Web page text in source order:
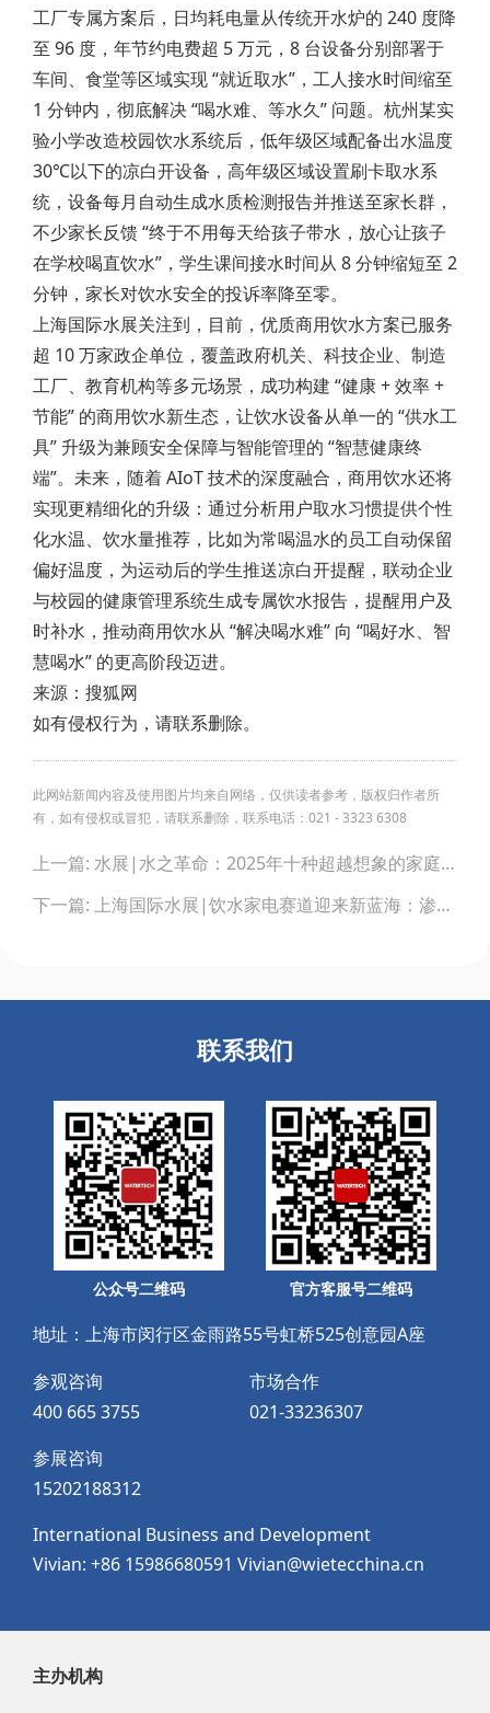
工厂专属方案后，日均耗电量从传统开水炉的 240 度降
至 96 度，年节约电费超 5 万元，8 台设备分别部署于
车间、食堂等区域实现 “就近取水”，工人接水时间缩至
1 分钟内，彻底解决 “喝水难、等水久” 问题。杭州某实
验小学改造校园饮水系统后，低年级区域配备出水温度
30℃以下的凉白开设备，高年级区域设置刷卡取水系
统，设备每月自动生成水质检测报告并推送至家长群，
不少家长反馈 “终于不用每天给孩子带水，放心让孩子
在学校喝直饮水”，学生课间接水时间从 8 分钟缩短至 2
分钟，家长对饮水安全的投诉率降至零。
上海国际水展关注到，目前，优质商用饮水方案已服务
超 10 万家政企单位，覆盖政府机关、科技企业、制造
工厂、教育机构等多元场景，成功构建 “健康 + 效率 +
节能” 的商用饮水新生态，让饮水设备从单一的 “供水工
具” 升级为兼顾安全保障与智能管理的 “智慧健康终
端”。未来，随着 AIoT 技术的深度融合，商用饮水还将
实现更精细化的升级：通过分析用户取水习惯提供个性
化水温、饮水量推荐，比如为常喝温水的员工自动保留
偏好温度，为运动后的学生推送凉白开提醒，联动企业
与校园的健康管理系统生成专属饮水报告，提醒用户及
时补水，推动商用饮水从 “解决喝水难” 向 “喝好水、智
慧喝水” 的更高阶段迈进。
来源：搜狐网
如有侵权行为，请联系删除。
此网站新闻内容及使用图片均来自网络，仅供读者参考，版权归作者所
有，如有侵权或冒犯，请联系删除，联系电话：021 - 3323 6308
navigation
上一篇: 水展|水之革命：2025年十种超越想象的家庭饮水新方案
下一篇: 上海国际水展|饮水家电赛道迎来新蓝海：渗透率不足两成 千亿市场待掘金
联系我们
公众号二维码 官方客服号二维码
地址：上海市闵行区金雨路55号虹桥525创意园A座
参观咨询
400 665 3755
市场合作
021-33236307
参展咨询
15202188312
International Business and Development
Vivian: +86 15986680591 Vivian@wietecchina.cn
主办机构